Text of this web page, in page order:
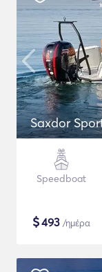
Saxdor
Speedboat
$493 /ημέρα